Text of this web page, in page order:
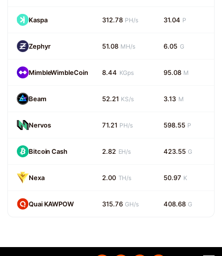
Kaspa 312.78 PH/s 31.04 P
Zephyr 51.08 MH/s 6.05 G
MimbleWimbleCoin 8.44 KGps 95.08 M
Beam 52.21 KS/s 3.13 M
Nervos 71.21 PH/s 598.55 P
Bitcoin Cash 2.82 EH/s 423.55 G
Nexa 2.00 TH/s 50.97 K
Quai KAWPOW 315.76 GH/s 408.68 G